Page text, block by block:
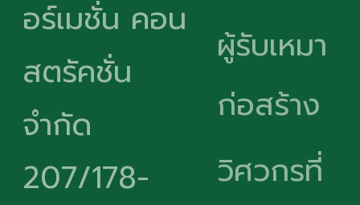
อร์เมชั่น คอน
สตรัคชั่น
จำกัด
207/178-
ผู้รับเหมา
ก่อสร้าง
วิศวกรที่